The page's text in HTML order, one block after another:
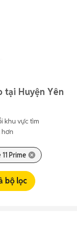
tại Huyện Yên
khu vực tìm
Prime
bộ lọc